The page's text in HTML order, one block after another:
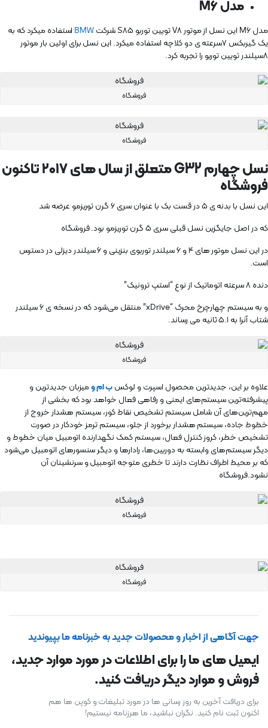
مدل M6
مدل M6 این نسل از موتور V8 تویین توربو S85 شرکت BMWاستفاده میکرد که به
یک گیربکس ۷سرعته ی دو کلاچه استفاده میکرد. این نسل برای اولین بار موتور
۸سیلندر تویین توربو را تجربه کرد.
فروشگاه
فروشگاه
نسل چهارم G32 متعلق از سال های ۲۰۱۷ تاکنون
فروشگاه
این نسل با بدنه ی ۵ در قست بک با عنوان سری ۶ گرن توریزمو عرضه شد
که در اصل جایگزین نسل قبلی سری ۵ گرن توریزمو بود. فروشگاه
در این نسل موتور های ۴ و ۶ سیلندر توربوی بنزینی و ۶ سیلندر دیزلی در دسترس
است.
دنده ۸ سرعته اتوماتیک از نوع “استپ ترونیک”
و به سیستم چهارچرخ محرک “xDrive” منتقل می‌شود که در نسخه ی ۶ سیلندر
شتاب آنرا به ۵.۱ ثانیه می رساند.
فروشگاه
علاوه بر این، جدیدترین محصول اسپرت و لوکسب ام ومیزبان جدیدترین و
پیشرفته‌ترین سیستم‌های ایمنی و رفاهی فعال خواهد بود که بخشی از
مهم‌ترین‌های آن شامل سیستم تشخیص نقاط کور، سیستم هشدار خروج از
خطوط جاده، سیستم هشدار برخورد از جلو، سیستم ترمز خودکار در صورت
تشخیص خطر، کروز کنترل فعال، سیستم کمک نگهدارنده اتومبیل میان خطوط و
دیگر سیستم‌های وابسته به دوربین‌ها، رادارها و دیگر سنسورهای اتومبیل می‌شود
که بر محیط اطراف نظارت دارند تا خطری متوجه اتومبیل و سرنشینان آن
نشود.فروشگاه
فروشگاه
فروشگاه
جهت آگاهی از اخبار و محصولات جدید به خبرنامه ما بپیوندید
ایمیل های ما را برای اطلاعات در مورد موارد جدید،
فروش و موارد دیگر دریافت کنید.
برای دریافت آخرین به روز رسانی ها در مورد تبلیغات و کوپن ها هم
اکنون ثبت نام کنید. نگران نباشید، ما هرزنامه نیستیم!